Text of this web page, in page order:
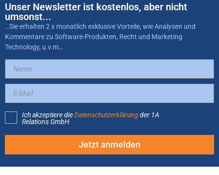
Unser Newsletter ist kostenlos, aber nicht
umsonst...
…Sie erhalten 2 x monatlich exklusive Vorteile, wie Analysen und
Kommentare zu Software-Produkten, Recht und Marketing
Technology, u.v.m…
Ich akzeptiere dieDatenschutzerklärungder 1A
Relations GmbH
Jetzt anmelden